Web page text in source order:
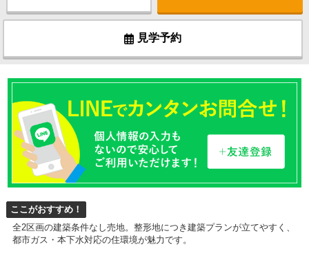
見学予約
ここがおすすめ！
全2区画の建築条件なし売地。整形地につき建築プランが立てやすく、
都市ガス・本下水対応の住環境が魅力です。